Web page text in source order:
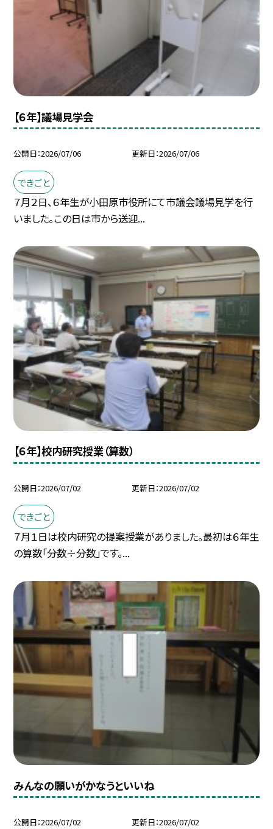
【６年】議場見学会
公開日 2026/07/06 更新日 2026/07/06
できごと
７月２日、６年生が小田原市役所にて市議会議場見学を行
いました。この日は市から送迎...
【６年】校内研究授業（算数）
公開日 2026/07/02 更新日 2026/07/02
できごと
７月１日は校内研究の提案授業がありました。最初は６年生
の算数「分数÷分数」です。...
みんなの願いがかなうといいね
公開日 2026/07/02 更新日 2026/07/02